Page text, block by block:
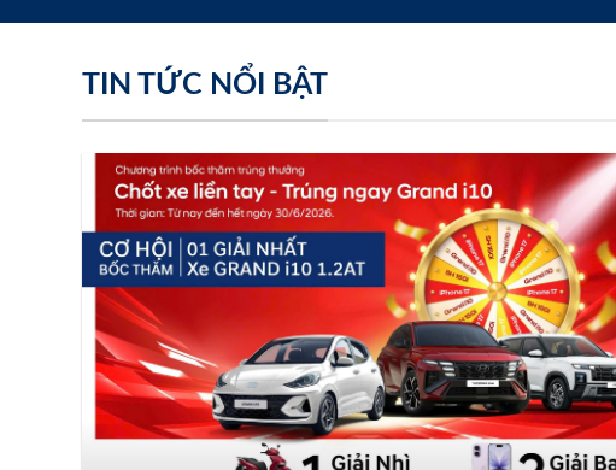
TIN TỨC NỔI BẬT